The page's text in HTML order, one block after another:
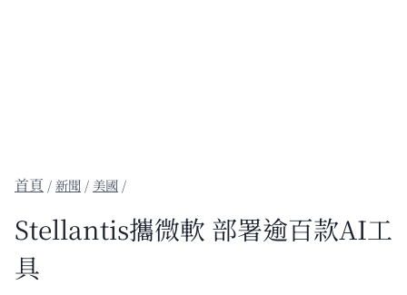
/新聞 / 美國 /
Stellantis攜微軟 部署逾百款AI工
具